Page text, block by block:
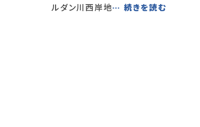
ルダン川西岸地… 続きを読む